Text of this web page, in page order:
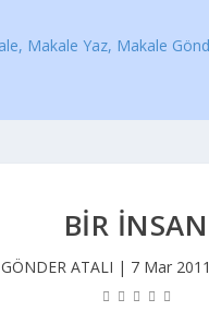
BIR İNSAN
GÖNDER ATALI | 7 Mar 2011